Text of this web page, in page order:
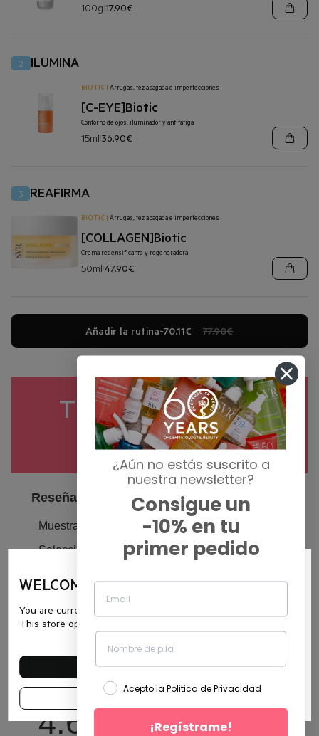
WELCOME ON SVR
You are currently browsing the website es.svr.com.
This store operates in Spain.
CONTINUE IN THIS SHOP
SEE OTHER COUNTRIES
100g 17.90€
2 ILUMINA
BIOTIC | Arrugas, tez apagada e imperfecciones
[C-EYE]Biotic
Contorno de ojos, iluminador y antifatiga
15ml 36.90€
3 REAFIRMA
BIOTIC | Arrugas, tez apagada e imperfecciones
[COLLAGEN]Biotic
Crema redensificante y regeneradora
50ml 47.90€
Añadir la rutina-70.11€ 77.90€
TU OPINIÓN NOS
IMPORTA 👇
¿Aún no estás suscrito a
nuestra newsletter?
Consigue un
-10% en tu
primer pedido
Acepto la Politica de Privacidad
¡Regístrame!